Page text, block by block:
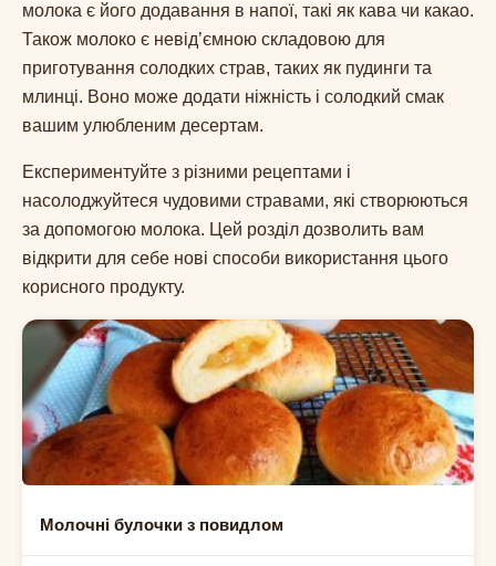
молока є його додавання в напої, такі як кава чи какао.
Також молоко є невід’ємною складовою для
приготування солодких страв, таких як пудинги та
млинці. Воно може додати ніжність і солодкий смак
вашим улюбленим десертам.
Експериментуйте з різними рецептами і
насолоджуйтеся чудовими стравами, які створюються
за допомогою молока. Цей розділ дозволить вам
відкрити для себе нові способи використання цього
корисного продукту.
БУЛОЧКИ
Молочні булочки з повидлом